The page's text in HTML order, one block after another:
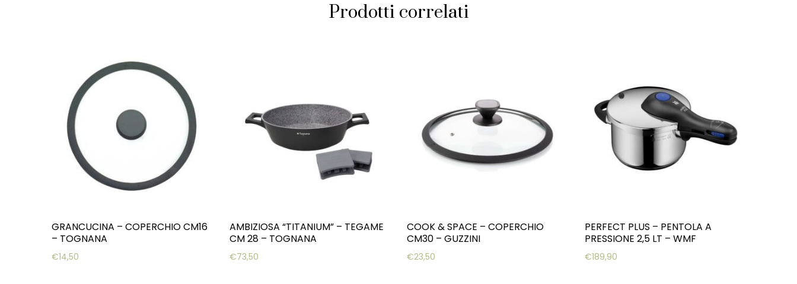
Prodotti correlati
GRANCUCINA – COPERCHIO CM16
– TOGNANA
€14,50
AMBIZIOSA “TITANIUM” – TEGAME
CM 28 – TOGNANA
€73,50
COOK & SPACE – COPERCHIO
CM30 – GUZZINI
€23,50
PERFECT PLUS – PENTOLA A
PRESSIONE 2,5 LT – WMF
€189,90